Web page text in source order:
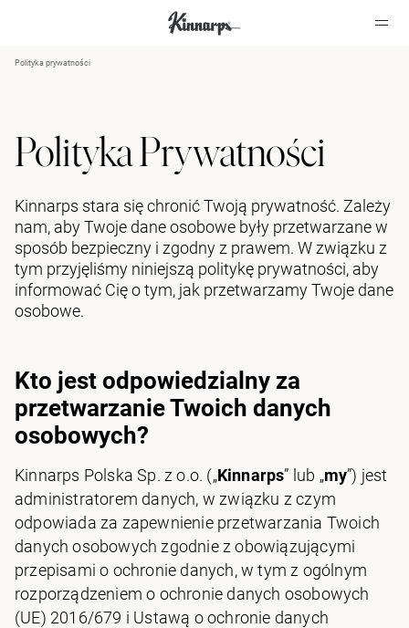
Polityka prywatności
Polityka Prywatności
Kinnarps stara się chronić Twoją prywatność. Zależy
nam, aby Twoje dane osobowe były przetwarzane w
sposób bezpieczny i zgodny z prawem. W związku z
tym przyjęliśmy niniejszą politykę prywatności, aby
informować Cię o tym, jak przetwarzamy Twoje dane
osobowe.
Kto jest odpowiedzialny za
przetwarzanie Twoich danych
osobowych?
Kinnarps Polska Sp. z o.o. („Kinnarps” lub „my”) jest
administratorem danych, w związku z czym
odpowiada za zapewnienie przetwarzania Twoich
danych osobowych zgodnie z obowiązującymi
przepisami o ochronie danych, w tym z ogólnym
rozporządzeniem o ochronie danych osobowych
(UE) 2016/679 i Ustawą o ochronie danych